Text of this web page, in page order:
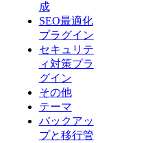
成
SEO最適化
プラグイン
セキュリテ
ィ対策プラ
グイン
その他
テーマ
バックアッ
プと移行管